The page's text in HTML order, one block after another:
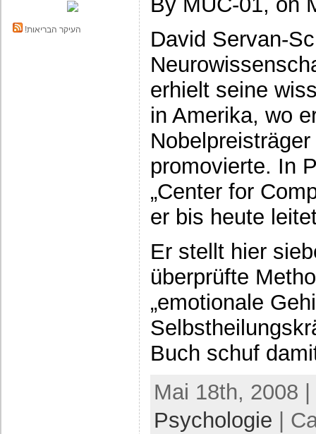
!העיקר הבריאות
David Servan-
erhielt seine
in Amerika, wo
promovierte. In
„Center for
er bis heute
Er stellt hier
überprüfte
„emotionale
Buch schuf
Mai 18th, 2008
Psychologie |